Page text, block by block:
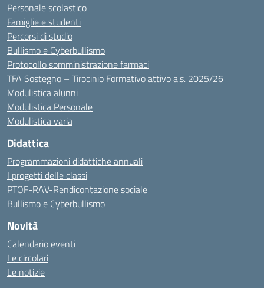
Personale scolastico
Famiglie e studenti
Percorsi di studio
Bullismo e Cyberbullismo
Protocollo somministrazione farmaci
TFA Sostegno – Tirocinio Formativo attivo a.s. 2025/26
Modulistica alunni
Modulistica Personale
Modulistica varia
Didattica
Programmazioni didattiche annuali
I progetti delle classi
PTOF-RAV-Rendicontazione sociale
Bullismo e Cyberbullismo
Novità
Calendario eventi
Le circolari
Le notizie